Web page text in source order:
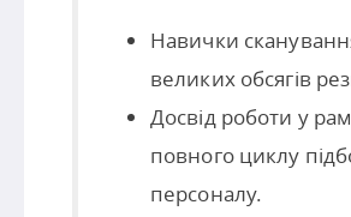
Навички
великих обсягів
Досвід роботи у
повного циклу
персоналу.